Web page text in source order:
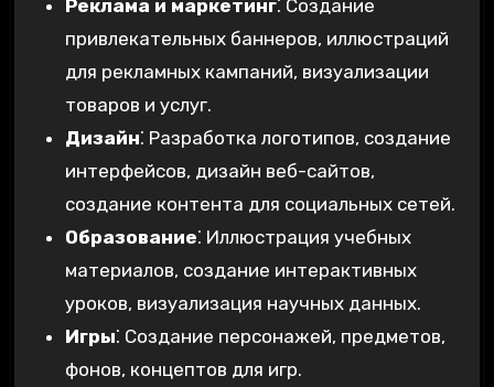
Реклама и маркетинг⁚ Создание
привлекательных баннеров, иллюстраций
для рекламных кампаний, визуализации
товаров и услуг.
Дизайн⁚ Разработка логотипов, создание
интерфейсов, дизайн веб-сайтов,
создание контента для социальных сетей.
Образование⁚ Иллюстрация учебных
материалов, создание интерактивных
уроков, визуализация научных данных.
Игры⁚ Создание персонажей, предметов,
фонов, концептов для игр.